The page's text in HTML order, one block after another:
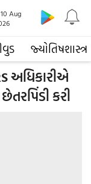
જ્યોતિષશાસ્ત્ર
Aug
અધિકારીએ
કરી